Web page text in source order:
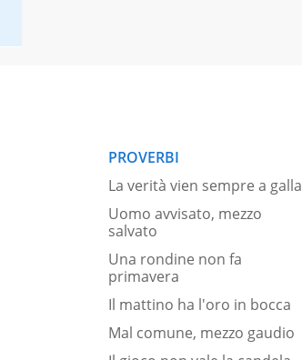
PROVERBI
La verità vien sempre a galla
Uomo avvisato, mezzo
salvato
Una rondine non fa
primavera
Il mattino ha l'oro in bocca
Mal comune, mezzo gaudio